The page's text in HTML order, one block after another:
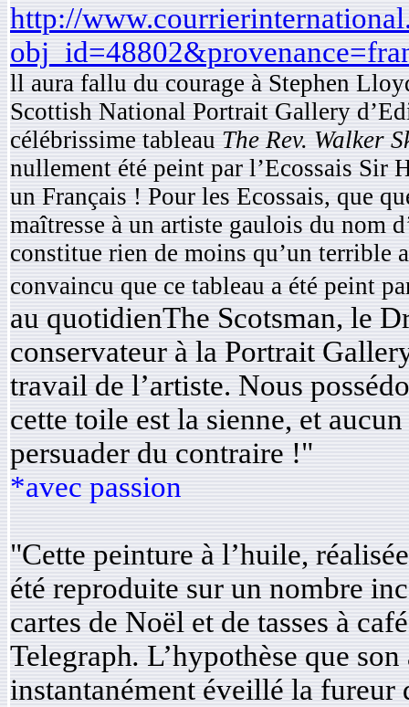
http://
ll aura fallu du courage à Stephen
Scottish National Portrait Gallery
célébrissime tableau The Rev. Walker
nullement été peint par l’Ecossais
un Français ! Pour les Ecossais, que
maîtresse à un artiste gaulois du nom
constitue rien de moins qu’un terrible
convaincu que ce tableau a été peint
au quotidienThe Scotsman, le
conservateur à la Portrait
travail de l’artiste. Nous
cette toile est la sienne, et
persuader du contraire !"
*avec passion
"Cette peinture à l’huile,
été reproduite sur un nombre
cartes de Noël et de tasses à
Telegraph. L’hypothèse que
instantanément éveillé la fureur